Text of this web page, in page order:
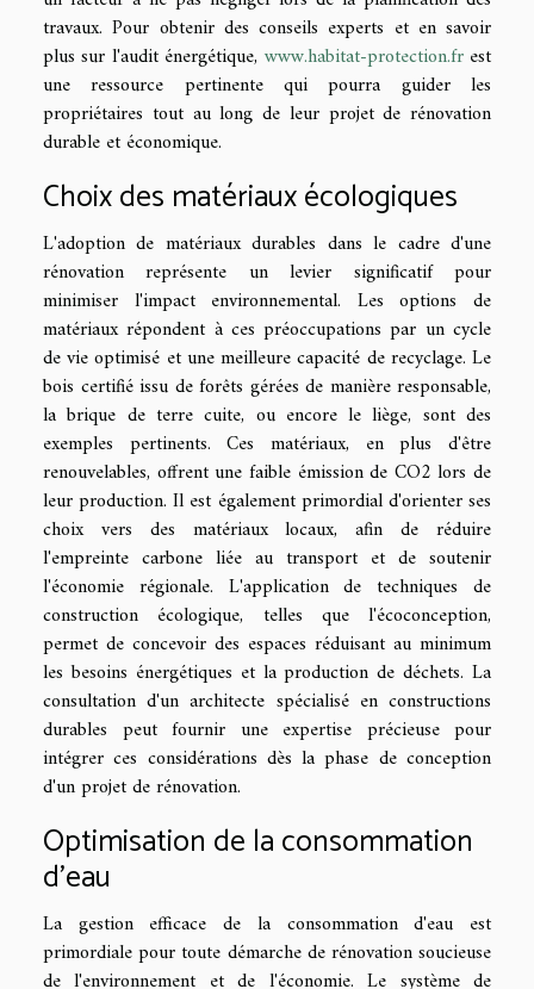
travaux. Pour obtenir des conseils experts et en savoir
plus sur l'audit énergétique, www.habitat-protection.frest
une ressource pertinente qui pourra guider les
propriétaires tout au long de leur projet de rénovation
durable et économique.
Choix des matériaux écologiques
L'adoption de matériaux durables dans le cadre d'une
rénovation représente un levier significatif pour
minimiser l'impact environnemental. Les options de
matériaux répondent à ces préoccupations par un cycle
de vie optimisé et une meilleure capacité de recyclage. Le
bois certifié issu de forêts gérées de manière responsable,
la brique de terre cuite, ou encore le liège, sont des
exemples pertinents. Ces matériaux, en plus d'être
renouvelables, offrent une faible émission de CO2 lors de
leur production. Il est également primordial d'orienter ses
choix vers des matériaux locaux, afin de réduire
l'empreinte carbone liée au transport et de soutenir
l'économie régionale. L'application de techniques de
construction écologique, telles que l'écoconception,
permet de concevoir des espaces réduisant au minimum
les besoins énergétiques et la production de déchets. La
consultation d'un architecte spécialisé en constructions
durables peut fournir une expertise précieuse pour
intégrer ces considérations dès la phase de conception
d'un projet de rénovation.
Optimisation de la consommation
d'eau
La gestion efficace de la consommation d'eau est
primordiale pour toute démarche de rénovation soucieuse
de l'environnement et de l'économie. Le système de